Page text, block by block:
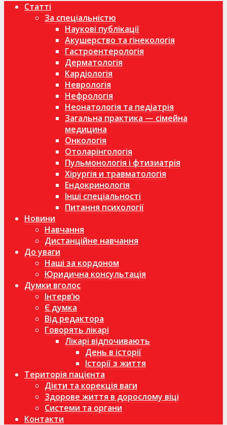
Статті
За спеціальністю
Наукові публікації
Акушерство та гінекологія
Гастроентерологія
Дерматологія
Кардіологія
Неврологія
Нефрологія
Неонатологія та педіатрія
Загальна практика — сімейна
медицина
Онкологія
Отоларінгологія
Пульмонологія і фтизиатрія
Хірургія и травматологія
Ендокринологія
Інші спеціальності
Питання психології
Новини
Навчання
Дистанційне навчання
До уваги
Наші за кордоном
Юридична консультація
Думки вголос
Інтерв’ю
Є думка
Від редактора
Говорять лікарі
Лікарі відпочивають
День в історії
Історії з життя
Територія пацієнта
Дієти та корекція ваги
Здорове життя в дорослому віці
Системи та органи
Контакти